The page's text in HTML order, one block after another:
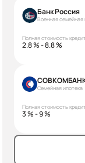
Банк Россия
Военная семейная
Полная стоимость
2.8 % - 8.8 %
Семейная ипотека
Полная стоимость
3 % - 9 %